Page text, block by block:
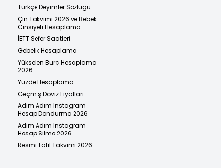
Türkçe Deyimler Sözlüğü
Çin Takvimi 2026 ve Bebek
Cinsiyeti Hesaplama
İETT Sefer Saatleri
Gebelik Hesaplama
Yükselen Burç Hesaplama
2026
Yüzde Hesaplama
Geçmiş Döviz Fiyatları
Adım Adım Instagram
Hesap Dondurma 2026
Adım Adım Instagram
Hesap Silme 2026
Resmi Tatil Takvimi 2026